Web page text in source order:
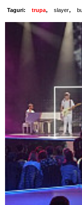
Taguri: trupa, slayer,